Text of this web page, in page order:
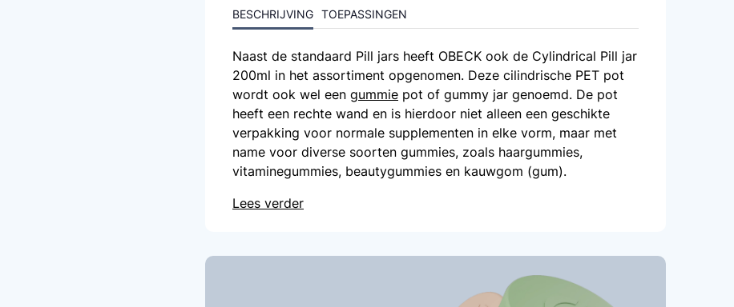
BESCHRIJVING TOEPASSINGEN
Naast de standaard Pill jars heeft OBECK ook de Cylindrical Pill jar
200ml in het assortiment opgenomen. Deze cilindrische PET pot
wordt ook wel een gummie pot of gummy jar genoemd. De pot
heeft een rechte wand en is hierdoor niet alleen een geschikte
verpakking voor normale supplementen in elke vorm, maar met
name voor diverse soorten gummies, zoals haargummies,
vitaminegummies, beautygummies en kauwgom (gum).
Lees verder